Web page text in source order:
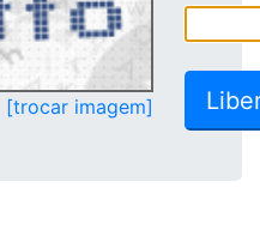
[trocar imagem]